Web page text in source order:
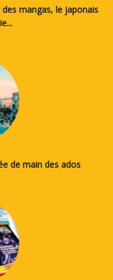
mangas, le japonais
de main des ados